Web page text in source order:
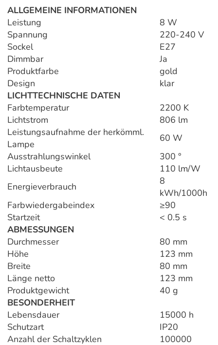
ALLGEMEINE INFORMATIONEN
Leistung
8 W
Spannung
220-240 V
Sockel
E27
Dimmbar
Ja
Produktfarbe
gold
Design
klar
LICHTTECHNISCHE DATEN
Farbtemperatur
2200 K
Lichtstrom
806 lm
Leistungsaufnahme der herkömml.
Lampe
60 W
Ausstrahlungswinkel
300 °
Lichtausbeute
110 lm/W
Energieverbrauch
8
kWh/1000h
Farbwiedergabeindex
≥90
Startzeit
< 0.5 s
ABMESSUNGEN
Durchmesser
80 mm
Höhe
123 mm
Breite
80 mm
Länge netto
123 mm
Produktgewicht
40 g
BESONDERHEIT
Lebensdauer
15000 h
Schutzart
IP20
Anzahl der Schaltzyklen
100000